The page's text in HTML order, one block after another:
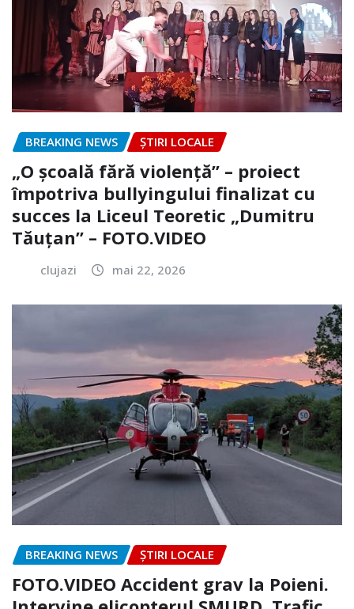
BREAKING NEWS ȘTIRI LOCALE
„O școală fără violență” – proiect
împotriva bullyingului finalizat cu
succes la Liceul Teoretic „Dumitru
Tăuțan” – FOTO.VIDEO
clujazi mai 22, 2026
BREAKING NEWS ȘTIRI LOCALE
FOTO.VIDEO Accident grav la Poieni.